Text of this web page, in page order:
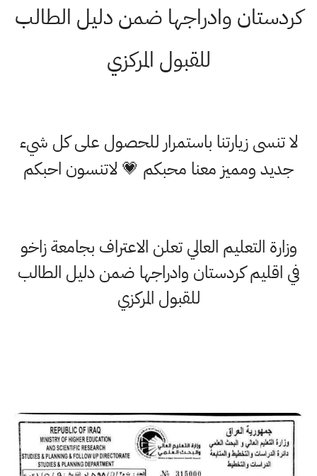
كردستان وادراجها ضمن دليل الطالب
للقبول المركزي
لا تنسى زيارتنا باستمرار للحصول على كل شيء
جديد ومميز معنا محبكم 💗 لاتنسون احبكم
وزارة التعليم العالي تعلن الاعتراف بجامعة زاخو
في اقليم كردستان وادراجها ضمن دليل الطالب
للقبول المركزي